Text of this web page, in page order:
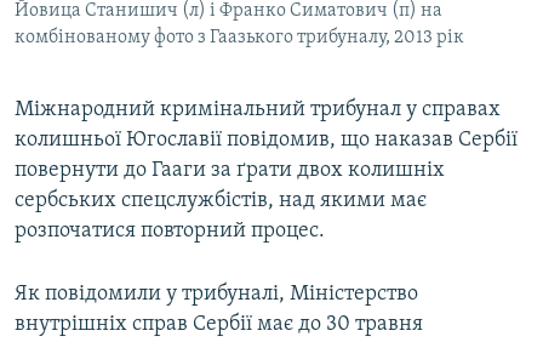
ІНФОГРАФІКА
ДОЛУЧАЙСЯ!
Усі сайти RFE/RL
Йовица Станишич (л) і Франко Симатович (п) на
комбінованому фото з Гаазького трибуналу, 2013 рік
Міжнародний кримінальний трибунал у справах
колишньої Югославії повідомив, що наказав Сербії
повернути до Гааги за ґрати двох колишніх
сербських спецслужбістів, над якими має
розпочатися повторний процес.
Як повідомили у трибуналі, Міністерство
внутрішніх справ Сербії має до 30 травня